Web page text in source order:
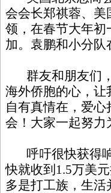
会会长郑祺蓉、美
领，在春节大年初
加。袁鹏和小分队
群友和朋友们，
海外侨胞的心，让
自有真情在，爱
会！大家一起努力
呼吁很快获得响
快就收到1.5万美
多是打工族，生